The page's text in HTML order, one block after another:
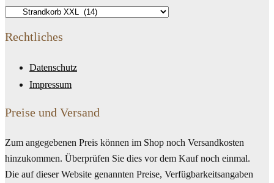
Rechtliches
Datenschutz
Impressum
Preise und Versand
Zum angegebenen Preis können im Shop noch Versandkosten
hinzukommen. Überprüfen Sie dies vor dem Kauf noch einmal.
Die auf dieser Website genannten Preise, Verfügbarkeitsangaben